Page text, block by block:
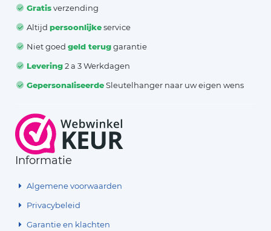
Gratisverzending
Altijdpersoonlijkeservice
Niet goedgeld teruggarantie
Levering2 a 3 Werkdagen
GepersonaliseerdeSleutelhanger naar uw eigen wens
Informatie
Algemene voorwaarden
Privacybeleid
Garantie en klachten